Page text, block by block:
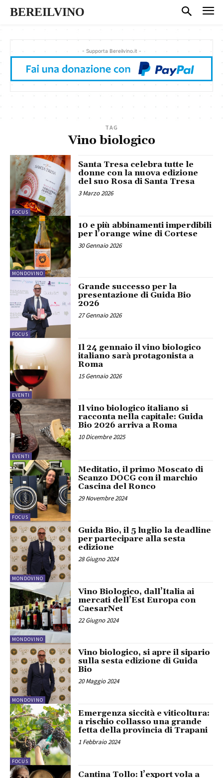
BEREILVINO
- Supporta Bereilvino.it -
TAG
Vino biologico
FOCUS
Santa Tresa celebra tutte le
donne con la nuova edizione
del suo Rosa di Santa Tresa
3 Marzo 2026
MONDOVINO
10 e più abbinamenti imperdibili
per l’orange wine di Cortese
30 Gennaio 2026
FOCUS
Grande successo per la
presentazione di Guida Bio
2026
27 Gennaio 2026
EVENTI
Il 24 gennaio il vino biologico
italiano sarà protagonista a
Roma
15 Gennaio 2026
EVENTI
Il vino biologico italiano si
racconta nella capitale: Guida
Bio 2026 arriva a Roma
10 Dicembre 2025
FOCUS
Meditatio, il primo Moscato di
Scanzo DOCG con il marchio
Cascina del Ronco
29 Novembre 2024
MONDOVINO
Guida Bio, il 5 luglio la deadline
per partecipare alla sesta
edizione
28 Giugno 2024
MONDOVINO
Vino Biologico, dall’Italia ai
mercati dell’Est Europa con
CaesarNet
22 Giugno 2024
MONDOVINO
Vino biologico, si apre il sipario
sulla sesta edizione di Guida
Bio
20 Maggio 2024
FOCUS
Emergenza siccità e viticoltura:
a rischio collasso una grande
fetta della provincia di Trapani
1 Febbraio 2024
Cantina Tollo: l’export vola a